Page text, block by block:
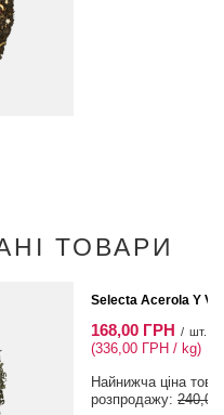
ТОВАРИ
Selecta Acerola Y
168,00 ГРН / шт.
(336,00 ГРН / kg)
Найнижча ціна
розпродажу: